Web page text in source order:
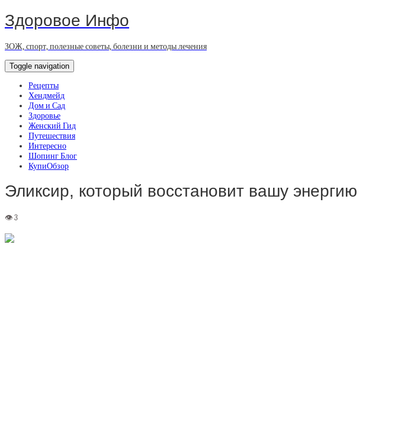
Здоровое Инфо
ЗОЖ, спорт, полезные советы, болезни и методы лечения
Toggle navigation
Рецепты
Хендмейд
Дом и Сад
Здоровье
Женский Гид
Путешествия
Интересно
Шопинг Блог
КупиОбзор
Эликсир, который восстановит вашу энергию